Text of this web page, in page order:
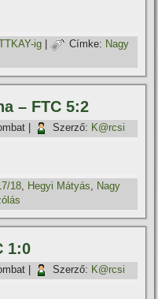
ig | Címke: Nagy
– FTC 5:2
Szerző: K@rcsi
18, Hegyi Mátyás, Nagy
1:0
Szerző: K@rcsi